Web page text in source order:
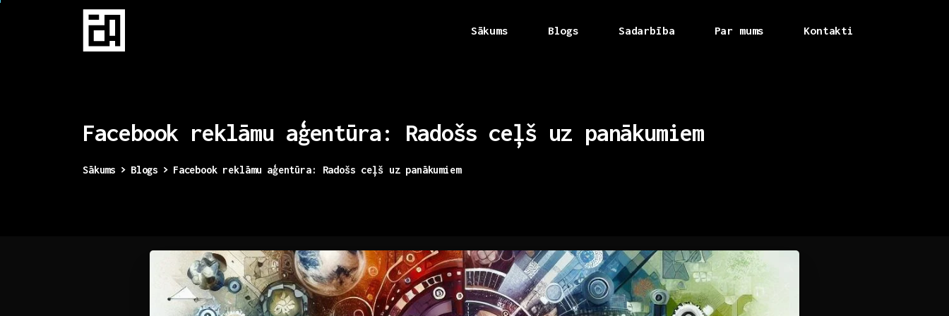
Sākums Blogs Sadarbība Par mums Kontakti
Facebook reklāmu aģentūra: Radošs ceļš uz panākumiem
Sākums Blogs Facebook reklāmu aģentūra: Radošs ceļš uz panākumiem